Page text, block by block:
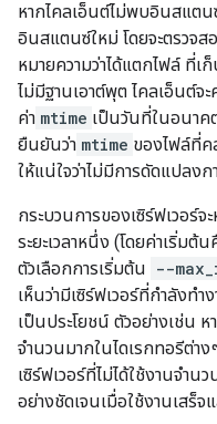
หากไคลเอ็นต์ไม่พบอินสแตน
อินสแตนซ์ใหม่ โดยจะตรวจส
หมายความว่าได้แตกไฟล์ ที่เ
ไม่มีฐานเอาต์พุต ไคลเอ็นต์จ
ค่า mtime เป็นวันที่ในอนาค
ยืนยันว่า mtime ของไฟล์ที่ค
ให้แน่ใจว่าไม่มีการดัดแปลงก
กระบวนการของเซิร์ฟเวอร์
ระยะเวลาหนึ่ง (โดยค่าเริ่มต้
ตัวเลือกการเริ่มต้น --
เห็นว่ามีเซิร์ฟเวอร์ที่กำลังท
เป็นประโยชน์ ตัวอย่างเช่น
จำนวนมากในไดเรกทอรีต่า
เซิร์ฟเวอร์ที่ไม่ได้ใช้งานจำน
อย่างชัดเจนเมื่อใช้งานเสร็จ